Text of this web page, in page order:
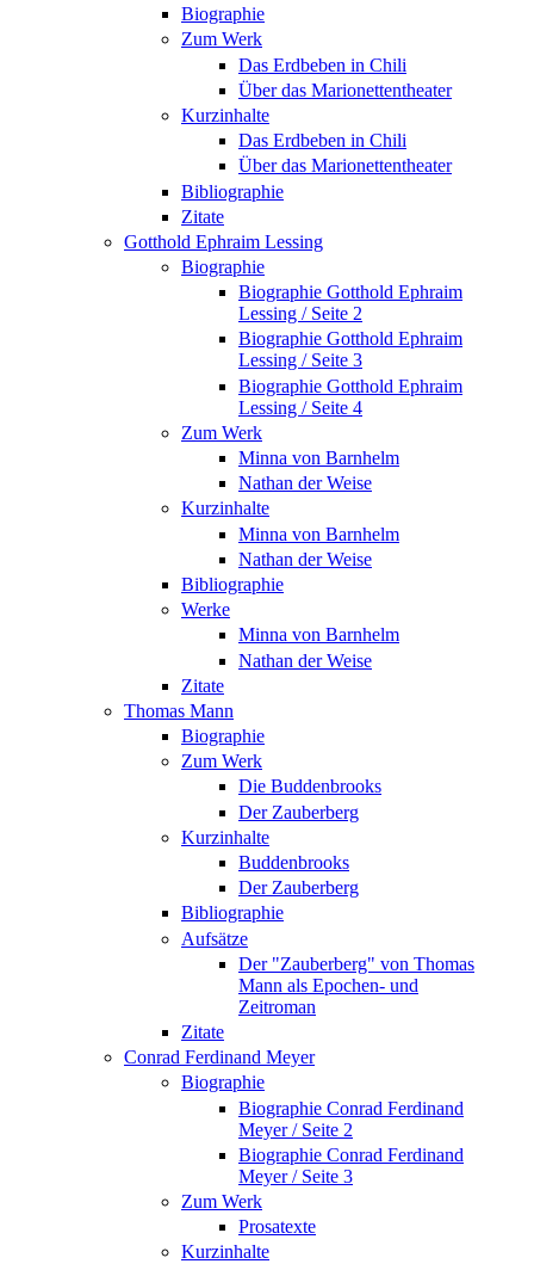
Biographie
Zum Werk
Das Erdbeben in Chili
Über das Marionettentheater
Kurzinhalte
Das Erdbeben in Chili
Über das Marionettentheater
Bibliographie
Zitate
Gotthold Ephraim Lessing
Biographie
Biographie Gotthold Ephraim
Lessing / Seite 2
Biographie Gotthold Ephraim
Lessing / Seite 3
Biographie Gotthold Ephraim
Lessing / Seite 4
Zum Werk
Minna von Barnhelm
Nathan der Weise
Kurzinhalte
Minna von Barnhelm
Nathan der Weise
Bibliographie
Werke
Minna von Barnhelm
Nathan der Weise
Zitate
Thomas Mann
Biographie
Zum Werk
Die Buddenbrooks
Der Zauberberg
Kurzinhalte
Buddenbrooks
Der Zauberberg
Bibliographie
Aufsätze
Der "Zauberberg" von Thomas
Mann als Epochen- und
Zeitroman
Zitate
Conrad Ferdinand Meyer
Biographie
Biographie Conrad Ferdinand
Meyer / Seite 2
Biographie Conrad Ferdinand
Meyer / Seite 3
Zum Werk
Prosatexte
Kurzinhalte